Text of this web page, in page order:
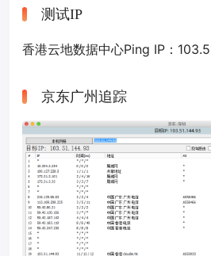
测试IP
香港云地数据中心Ping IP：
京东广州追踪